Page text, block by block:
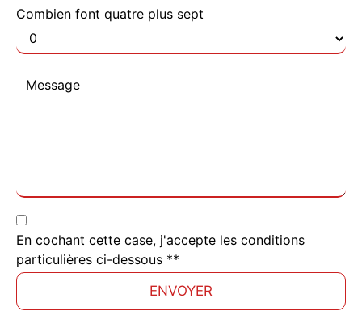
Combien font quatre plus sept
En cochant cette case, j'accepte les conditions
particulières ci-dessous **
ENVOYER